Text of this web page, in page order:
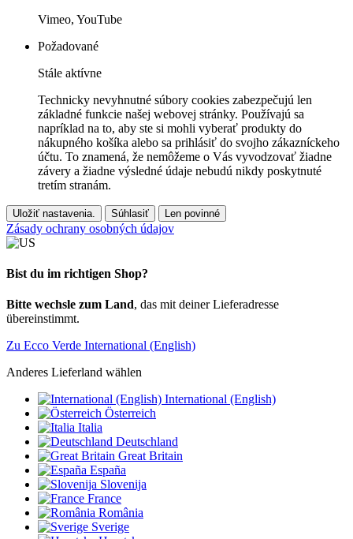
Vimeo, YouTube
Požadované
Stále aktívne
Technicky nevyhnutné súbory cookies zabezpečujú len
základné funkcie našej webovej stránky. Používajú sa
napríklad na to, aby ste si mohli vyberať produkty do
nákupného košíka alebo sa prihlásiť do svojho zákazníckeho
účtu. To znamená, že nemôžeme o Vás vyvodzovať žiadne
závery a žiadne výsledné údaje nebudú nikdy poskytnuté
tretím stranám.
Uložiť nastavenia. Súhlasiť Len povinné
Zásady ochrany osobných údajov
Bist du im richtigen Shop?
Bitte wechsle zum Land, das mit deiner Lieferadresse
übereinstimmt.
Zu Ecco Verde International (English)
Anderes Lieferland wählen
International (English)
Österreich
Italia
Deutschland
Great Britain
España
Slovenija
France
România
Sverige